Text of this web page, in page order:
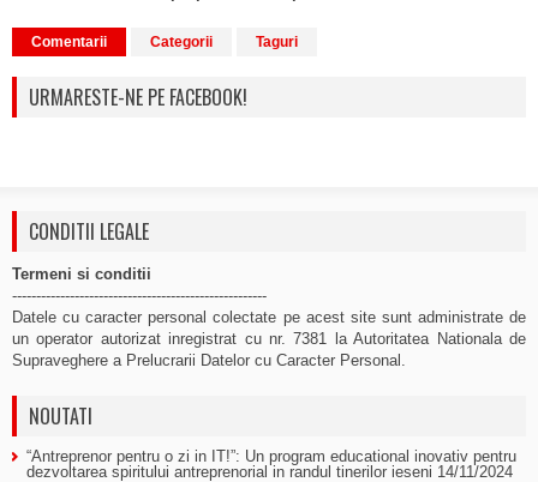
Comentarii Categorii Taguri
URMARESTE-NE PE FACEBOOK!
CONDITII LEGALE
Termeni si conditii
-----------------------------------------------------
Datele cu caracter personal colectate pe acest site sunt administrate de
un operator autorizat inregistrat cu nr. 7381 la Autoritatea Nationala de
Supraveghere a Prelucrarii Datelor cu Caracter Personal.
NOUTATI
“Antreprenor pentru o zi in IT!”: Un program educational inovativ pentru
dezvoltarea spiritului antreprenorial in randul tinerilor ieseni 14/11/2024